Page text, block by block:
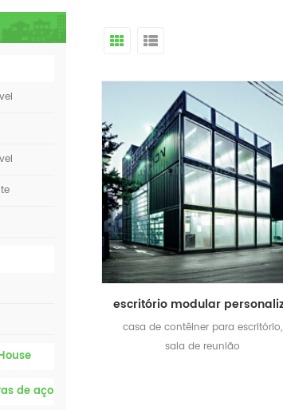
de aço
casa de contêiner para escritório,
sala de reunião